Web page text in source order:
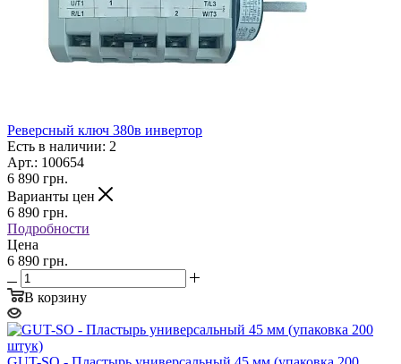
Реверсный ключ 380в инвертор
Есть в наличии: 2
Арт.: 100654
6 890 грн.
Варианты цен
6 890 грн.
Подробности
Цена
6 890 грн.
В корзину